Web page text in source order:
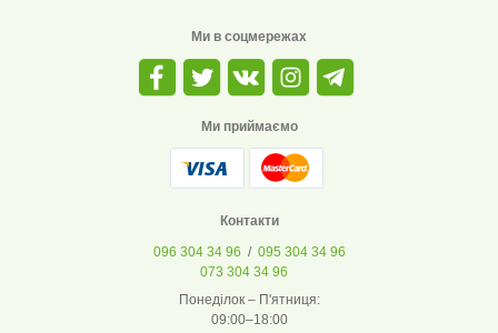
Ми в соцмережах
Ми приймаємо
Контакти
096 304 34 96 / 095 304 34 96
073 304 34 96
Понеділок – П'ятниця:
09:00–18:00